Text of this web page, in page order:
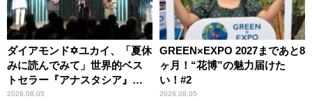
ダイアモンド✡ユカイ、「夏休
みに読んでみて」世界的ベス
トセラー『アナスタシア』を
紹介
2026.08.05
GREEN×EXPO 2027まであと8
ヶ月！“花博”の魅力届けた
い！#2
2026.08.05